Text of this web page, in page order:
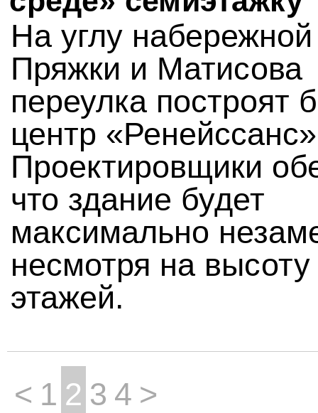
На углу набережной
Пряжки и Матисова
переулка построят
центр
Проектировщики
что здание будет
максимально
несмотря на
этажей.
< 1 2 3 4 >